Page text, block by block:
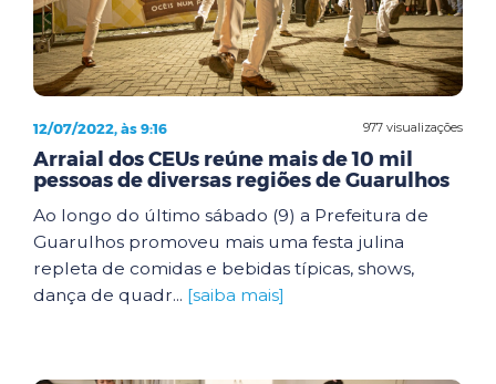
977 visualizações
12/07/2022, às 9:16
Arraial dos CEUs reúne mais de 10 mil
pessoas de diversas regiões de Guarulhos
Ao longo do último sábado (9) a Prefeitura de
Guarulhos promoveu mais uma festa julina
repleta de comidas e bebidas típicas, shows,
dança de quadr... [saiba mais]